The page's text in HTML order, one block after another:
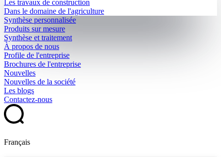
Les travaux de construction
Dans le domaine de l'agriculture
Synthèse personnalisée
Produits sur mesure
Synthèse et traitement
À propos de nous
Profile de l'entreprise
Brochures de l'entreprise
Nouvelles
Nouvelles de la société
Les blogs
Contactez-nous
Français